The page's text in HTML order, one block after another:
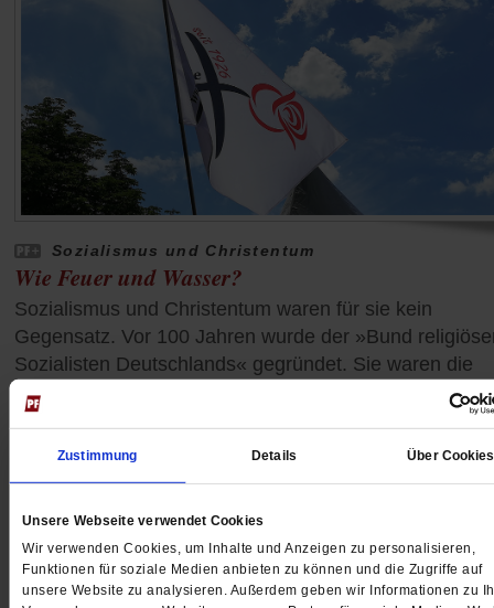
Zustimmung Details Über Cookies
Unsere Webseite verwendet Cookies
Wir verwenden Cookies, um Inhalte und Anzeigen zu personalisieren,
Funktionen für soziale Medien anbieten zu können und die Zugriffe auf
unsere Website zu analysieren. Außerdem geben wir Informationen zu
Sozialismus und Christentum
Wie Feuer und Wasser?
Sozialismus und Christentum waren für sie kein
Gegensatz. Vor 100 Jahren wurde der »Bund
Sozialisten Deutschlands« gegründet. Sie waren die
Erben des vormarxistischen Sozialismus, der
religiös begründet war.
Franz Segbers